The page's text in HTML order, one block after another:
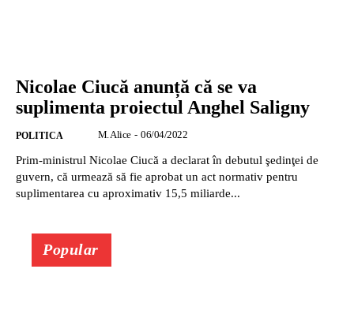
Nicolae Ciucă anunță că se va
suplimenta proiectul Anghel Saligny
POLITICA M. Alice - 06/04/2022
Prim-ministrul Nicolae Ciucă a declarat în debutul şedinţei de
guvern, că urmează să fie aprobat un act normativ pentru
suplimentarea cu aproximativ 15,5 miliarde...
Popular